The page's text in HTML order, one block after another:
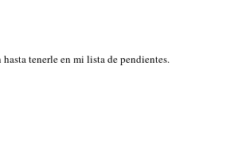
tenerle en mi lista de pendientes.